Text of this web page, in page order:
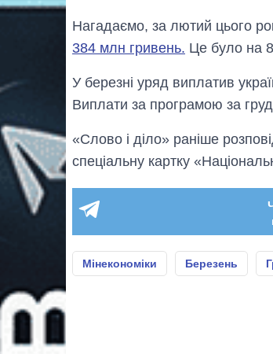
Нагадаємо, за лютий цього
384 млн гривень. Це було на
У березні уряд виплатив
Виплати за програмою за
«Слово і діло» раніше
спеціальну картку
Мінекономіки Березень